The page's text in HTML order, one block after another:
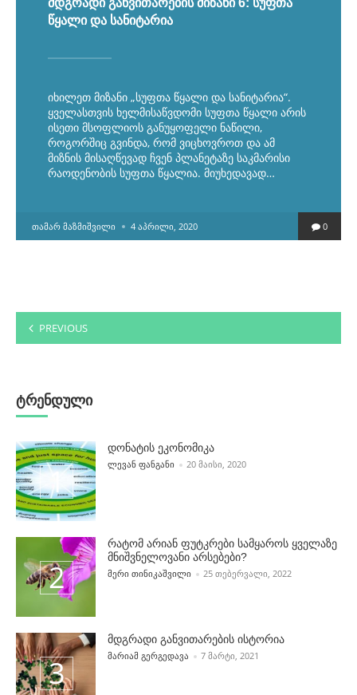
წყალი და სანიტარია
იხილეთ მიზანი „სუფთა წყალი და სანიტარია“.
ყველასთვის ხელმისაწვდომი სუფთა წყალი არის
ისეთი მსოფლიოს განუყოფელი ნაწილი,
როგორშიც გვინდა, რომ ვიცხოვროთ და ამ
მიზნის მისაღწევად ჩვენ პლანეტაზე საკმარისი
რაოდენობის სუფთა წყალია. მიუხედავად…
POSTED
ᲗᲐᲛᲐᲠ ᲛᲐᲖᲛᲘᲨᲕᲘᲚᲘ 4 ᲐᲞᲠᲘᲚᲘ, 2020 0
ჩანაწერების
გვერდებათ
PREVIOUS
ტრენდული
დონატის ეკონომიკა
POSTED BY
ᲚᲔᲕᲐᲜ ᲤᲐᲜᲒᲐᲜᲘ 20 ᲛᲐᲘᲡᲘ, 2020
რატომ არიან ფუტკრები სამყაროს ყველაზე
მნიშვნელოვანი არსებები?
POSTED BY
ᲛᲔᲠᲘ ᲗᲘᲜᲘᲙᲐᲨᲕᲘᲚᲘ 25 ᲗᲔᲑᲔᲠᲕᲐᲚᲘ, 2022
მდგრადი განვითარების ისტორია
POSTED BY
ᲛᲐᲠᲘᲐᲛ ᲒᲔᲠᲒᲔᲓᲐᲕᲐ 7 ᲛᲐᲠᲢᲘ, 2021